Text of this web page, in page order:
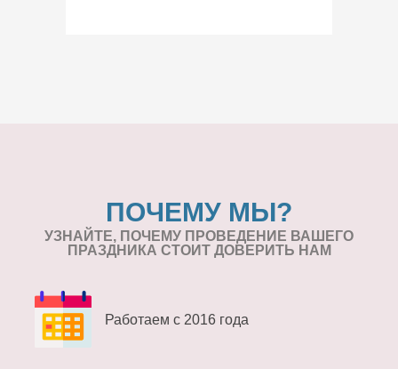
ПОЧЕМУ МЫ?
УЗНАЙТЕ, ПОЧЕМУ ПРОВЕДЕНИЕ ВАШЕГО
ПРАЗДНИКА СТОИТ ДОВЕРИТЬ НАМ
Работаем с 2016 года